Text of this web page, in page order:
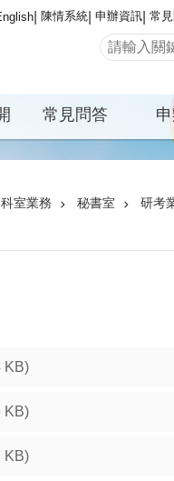
陳情系統 申辦資訊 常
常見問答
科室業務 秘書室 研考
KB)
KB)
KB)